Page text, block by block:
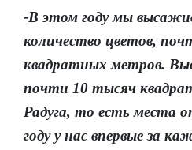
-В этом году мы
количество цветов,
квадратных метров.
почти 10 тысяч
Радуга, то есть места
году у нас впервые за